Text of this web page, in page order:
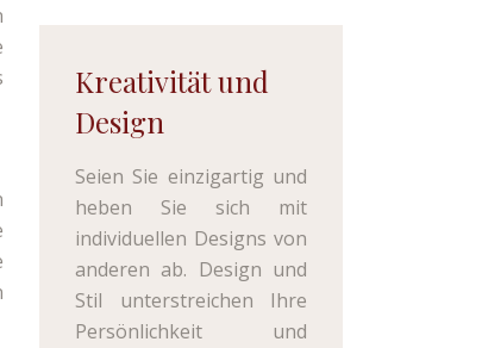
Kreativität und
Design
Seien Sie einzigartig und
heben Sie sich mit
individuellen Designs von
anderen ab. Design und
Stil unterstreichen Ihre
Persönlichkeit und